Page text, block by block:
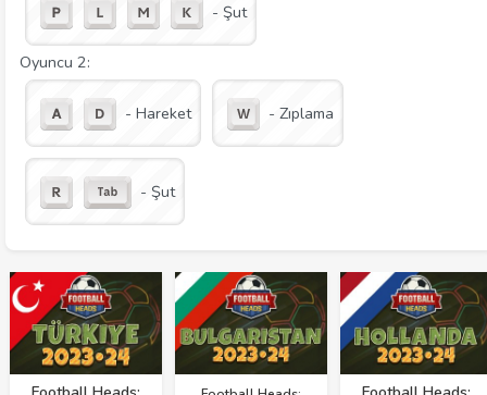
- Şut
Oyuncu 2:
- Hareket - Zıplama
- Şut